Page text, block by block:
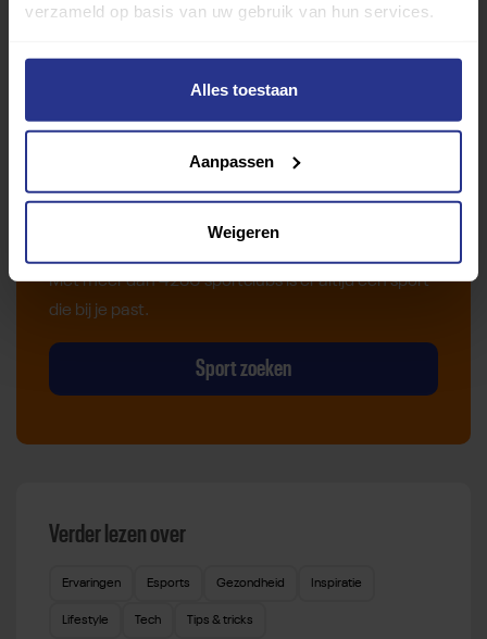
verzameld op basis van uw gebruik van hun services.
Alles toestaan
Aanpassen
Weigeren
Van atletiek tot zwemmen: met onze Sportzoeker
Met meer dan 4250 sportclubs is er altijd een sport
die bij je past.
Sport zoeken
Verder lezen over
Ervaringen Esports Gezondheid Inspiratie
Lifestyle Tech Tips & tricks